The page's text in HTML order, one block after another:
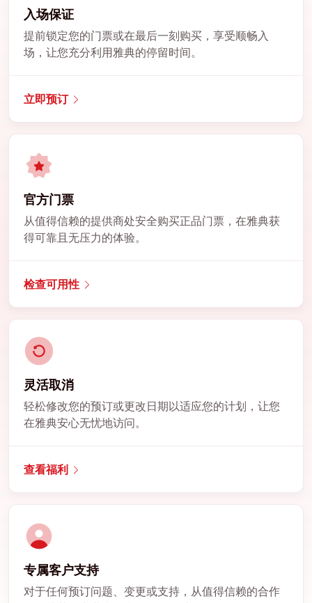
入场保证
提前锁定您的门票或在最后一刻购买，享受顺畅入
场，让您充分利用雅典的停留时间。
立即预订
官方门票
从值得信赖的提供商处安全购买正品门票，在雅典获
得可靠且无压力的体验。
检查可用性
灵活取消
轻松修改您的预订或更改日期以适应您的计划，让您
在雅典安心无忧地访问。
查看福利
专属客户支持
对于任何预订问题、变更或支持，从值得信赖的合作